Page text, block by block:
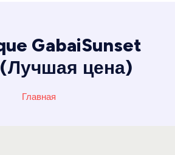
GabaiSunset
цена)
Главная